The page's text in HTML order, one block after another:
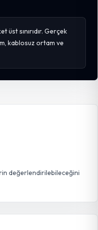
üst sınırıdır. Gerçek
kablosuz ortam ve
değerlendirilebileceğini